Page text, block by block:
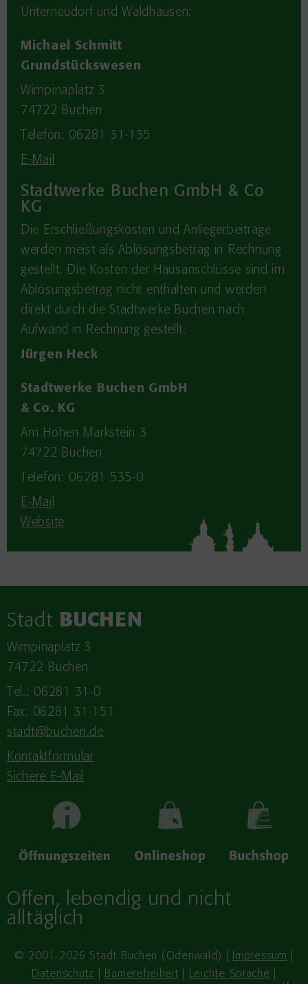
Unterneudorf und Waldhausen:
Michael Schmitt
Grundstückswesen
Wimpinaplatz 3
74722 Buchen
Telefon: 06281 31-135
E-Mail
Stadtwerke Buchen GmbH & Co
KG
Die Erschließungskosten und Anliegerbeiträge
werden meist als Ablösungsbetrag in Rechnung
gestellt. Die Kosten der Hausanschlüsse sind im
Ablösungsbetrag nicht enthalten und werden
direkt durch die Stadtwerke Buchen nach
Aufwand in Rechnung gestellt.
Jürgen Heck
Stadtwerke Buchen GmbH
& Co. KG
Am Hohen Markstein 3
74722 Buchen
Telefon: 06281 535-0
E-Mail
Website
Stadt BUCHEN
Wimpinaplatz 3
74722 Buchen
Tel.: 06281 31-0
Fax: 06281 31-151
stadt@buchen.de
Kontaktformular
Sichere E-Mail
Offen, lebendig und nicht
alltäglich
© 2001-2026 Stadt Buchen (Odenwald) | Impressum
Datenschutz
Barrierefreiheit Leichte Sprache